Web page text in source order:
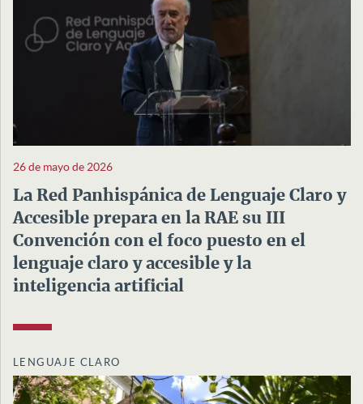
26 de mayo de 2026
La Red Panhispánica de Lenguaje Claro y
Accesible prepara en la RAE su III
Convención con el foco puesto en el
lenguaje claro y accesible y la
inteligencia artificial
LENGUAJE CLARO